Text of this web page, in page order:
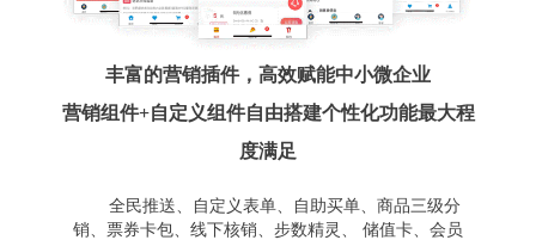
丰富的营销插件，高效赋能中小微企业
营销组件+自定义组件自由搭建个性化功能最大程
度满足
全民推送、自定义表单、自助买单、商品三级分
销、票券卡包、线下核销、步数精灵、 储值卡、会员